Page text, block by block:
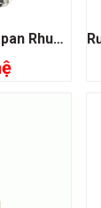
Rượu Mạnh Sampan Rhum 54%